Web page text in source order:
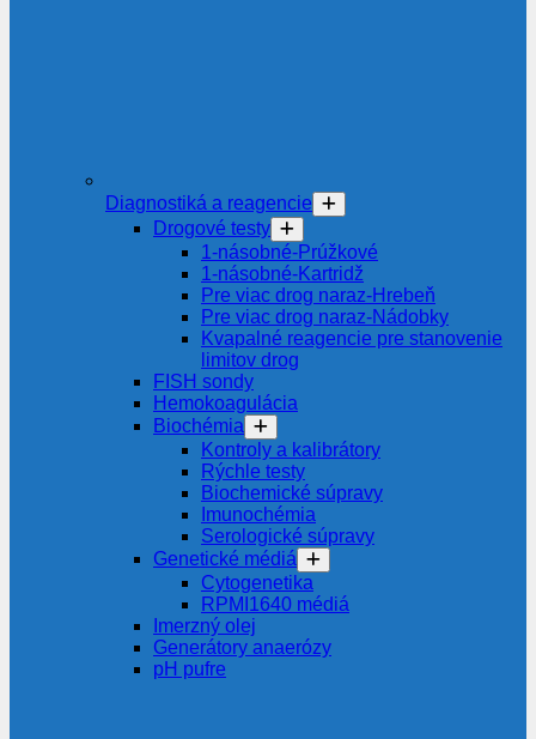
Diagnostiká a reagencie
Drogové testy
1-násobné-Prúžkové
1-násobné-Kartridž
Pre viac drog naraz-Hrebeň
Pre viac drog naraz-Nádobky
Kvapalné reagencie pre stanovenie
limitov drog
FISH sondy
Hemokoagulácia
Biochémia
Kontroly a kalibrátory
Rýchle testy
Biochemické súpravy
Imunochémia
Serologické súpravy
Genetické médiá
Cytogenetika
RPMI1640 médiá
Imerzný olej
Generátory anaerózy
pH pufre